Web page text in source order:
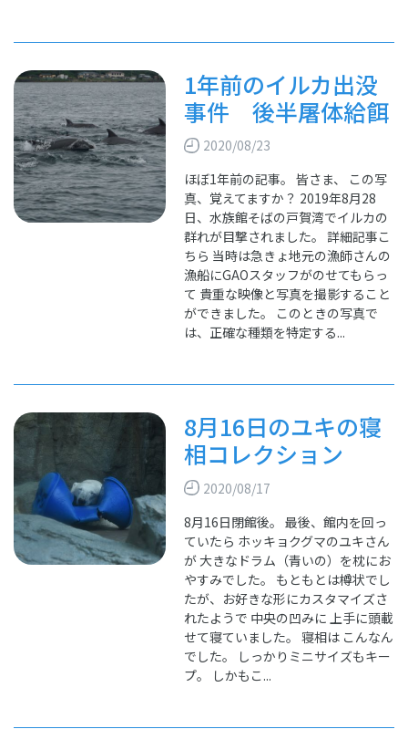
1年前のイルカ出没
事件 後半屠体給餌
2020/08/23
ほぼ1年前の記事。 皆さま、 この写
真、覚えてますか？ 2019年8月28
日、水族館そばの戸賀湾でイルカの
群れが目撃されました。 詳細記事こ
ちら 当時は急きょ地元の漁師さんの
漁船にGAOスタッフがのせてもらっ
て 貴重な映像と写真を撮影すること
ができました。 このときの写真で
は、正確な種類を特定する...
8月16日のユキの寝
相コレクション
2020/08/17
8月16日閉館後。 最後、館内を回っ
ていたら ホッキョクグマのユキさん
が 大きなドラム（青いの）を枕にお
やすみでした。 もともとは樽状でし
たが、お好きな形にカスタマイズさ
れたようで 中央の凹みに 上手に頭載
せて寝ていました。 寝相は こんなん
でした。 しっかりミニサイズもキー
プ。 しかもこ...